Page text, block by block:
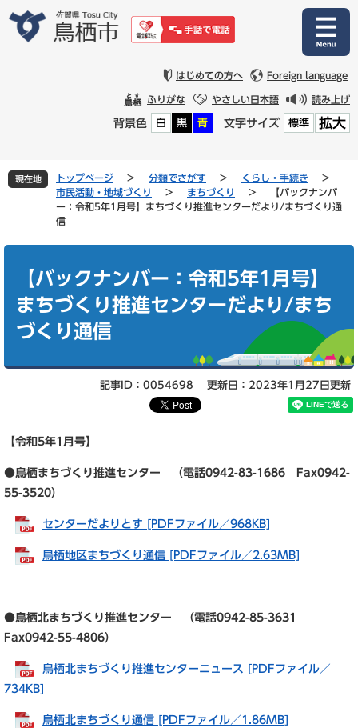
文
はじめての方へ Foreign language
ふりがな やさしい日本語 読み上げ
背景色 白 黒 青 文字サイズ 標準 拡大
現在地 トップページ > 分類でさがす > くらし・手続き
>
市民活動・地域づくり
> まちづくり >
【バックナンバ
ー：令和5年1月号】まちづくり推進センターだより/まちづくり通
信
【バックナンバー：令和5年1月号】
まちづくり推進センターだより/まち
づくり通信
記事ID：0054698 更新日：2023年1月27日更新
【令和5年1 月号】
●鳥栖まちづくり推進センター （電話0942-83-1686 Fax0942-
55-3520）
センターだよりとす [PDFファイル／968KB]
鳥栖地区まちづくり通信 [PDFファイル／2.63MB]
●鳥栖北まちづくり推進センター （電話0942-85-3631
Fax0942-55-4806）
鳥栖北まちづくり推進センターニュース [PDFファイル／
734KB]
鳥栖北まちづくり通信 [PDFファイル／1.86MB]